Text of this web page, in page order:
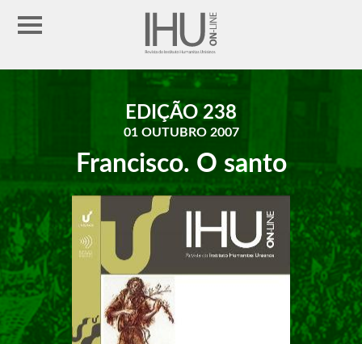
EDIÇÃO 238
01 OUTUBRO 2007
Francisco. O santo